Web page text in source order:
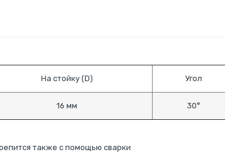
На стойку (D) Угол
16 мм 30°
также с помощью сварки